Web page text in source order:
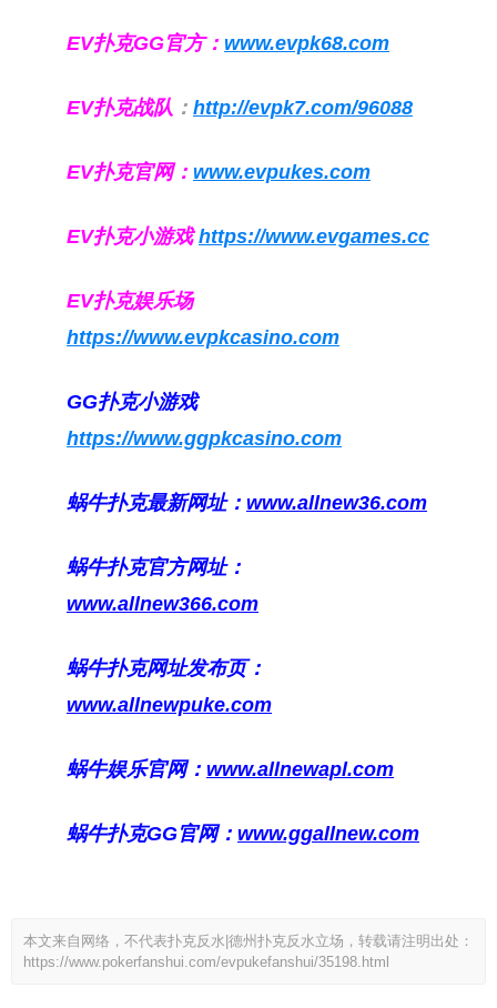
EV扑克GG官方： www.evpk68.com
EV扑克战队 ： http://evpk7.com/96088
EV扑克官网： www.evpukes.com
EV扑克小游戏https://www.evgames.cc
EV扑克娱乐场
https://www.evpkcasino.com
GG扑克小游戏
https://www.ggpkcasino.com
蜗牛扑克最新网址： www.allnew36.com
蜗牛扑克官方网址：
www.allnew366.com
蜗牛扑克网址发布页：
www.allnewpuke.com
蜗牛娱乐官网： www.allnewapl.com
蜗牛扑克GG官网： www.ggallnew.com
本文来自网络，不代表扑克反水|德州扑克反水立场，转载请注明出处：
https://www.pokerfanshui.com/evpukefanshui/35198.html